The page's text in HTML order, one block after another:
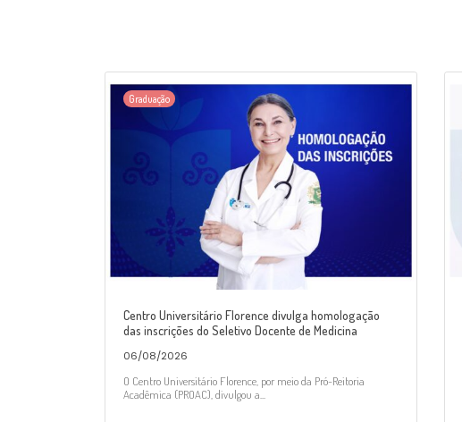
Graduação
Centro Universitário Florence divulga homologação
das inscrições do Seletivo Docente de Medicina
06/08/2026
O Centro Universitário Florence, por meio da Pró-Reitoria
Acadêmica (PROAC), divulgou a...